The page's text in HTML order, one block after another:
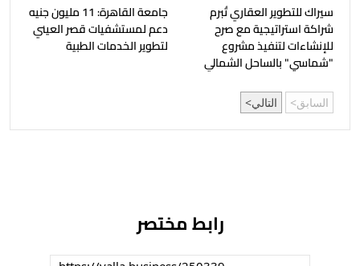
سيراك للتطوير العقاري تُبرم
شراكة استراتيجية مع صرح
للإنشاءات لتنفيذ مشروع
"شماسي" بالساحل الشمالي
جامعة القاهرة: 11 مليون جنيه
دعم لمستشفيات قصر العيني
لتطوير الخدمات الطبية
السابق التالي
رابط مختصر